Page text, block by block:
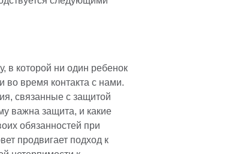
в которой ни один ребенок
во время контакта с нами.
связанные с защитой
важна защита, и какие
обязанностей при
продвигает подход к